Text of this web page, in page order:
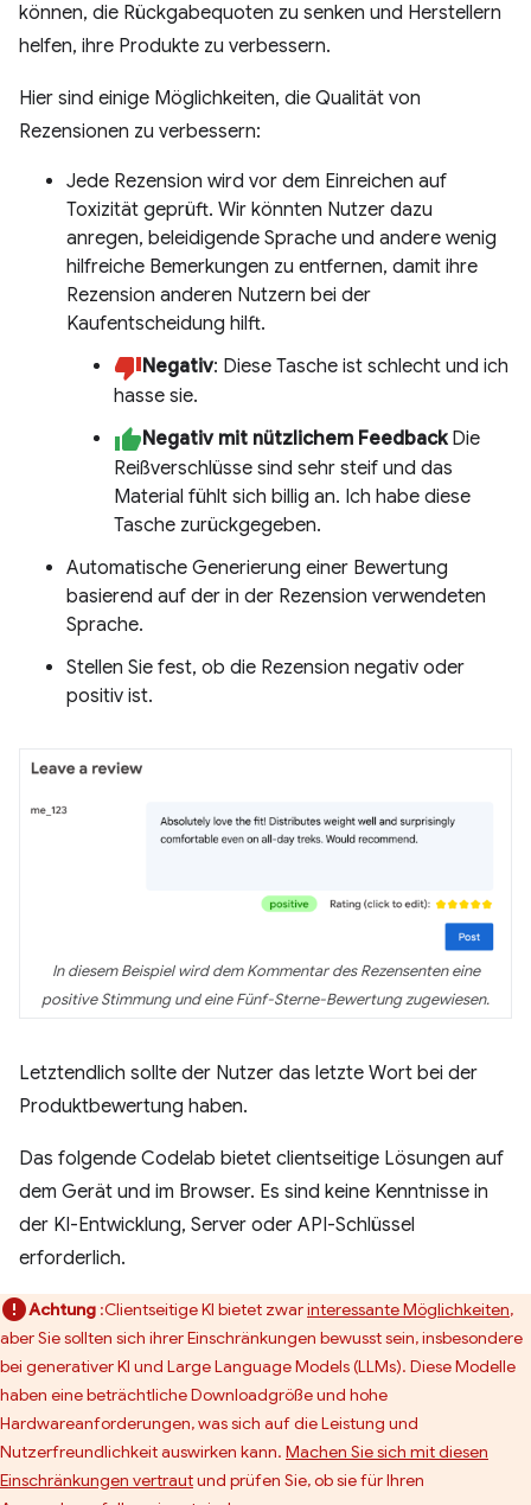
können, die Rückgabequoten zu senken und Herstellern
helfen, ihre Produkte zu verbessern.
Hier sind einige Möglichkeiten, die Qualität von
Rezensionen zu verbessern:
Jede Rezension wird vor dem Einreichen auf
Toxizität geprüft. Wir könnten Nutzer dazu
anregen, beleidigende Sprache und andere wenig
hilfreiche Bemerkungen zu entfernen, damit ihre
Rezension anderen Nutzern bei der
Kaufentscheidung hilft.
Negativ: Diese Tasche ist schlecht und ich
hasse sie.
Negativ mit nützlichem FeedbackDie
Reißverschlüsse sind sehr steif und das
Material fühlt sich billig an. Ich habe diese
Tasche zurückgegeben.
Automatische Generierung einer Bewertung
basierend auf der in der Rezension verwendeten
Sprache.
Stellen Sie fest, ob die Rezension negativ oder
positiv ist.
In diesem Beispiel wird dem Kommentar des Rezensenten eine
positive Stimmung und eine Fünf-Sterne-Bewertung zugewiesen.
Letztendlich sollte der Nutzer das letzte Wort bei der
Produktbewertung haben.
Das folgende Codelab bietet clientseitige Lösungen auf
dem Gerät und im Browser. Es sind keine Kenntnisse in
der KI-Entwicklung, Server oder API-Schlüssel
erforderlich.
Achtung :Clientseitige KI bietet zwarinteressante Möglichkeiten,
aber Sie sollten sich ihrer Einschränkungen bewusst sein, insbesondere
bei generativer KI und Large Language Models (LLMs). Diese Modelle
haben eine beträchtliche Downloadgröße und hohe
Hardwareanforderungen, was sich auf die Leistung und
Nutzerfreundlichkeit auswirken kann. Machen Sie sich mit diesen
Einschränkungen vertrautund prüfen Sie, ob sie für Ihren